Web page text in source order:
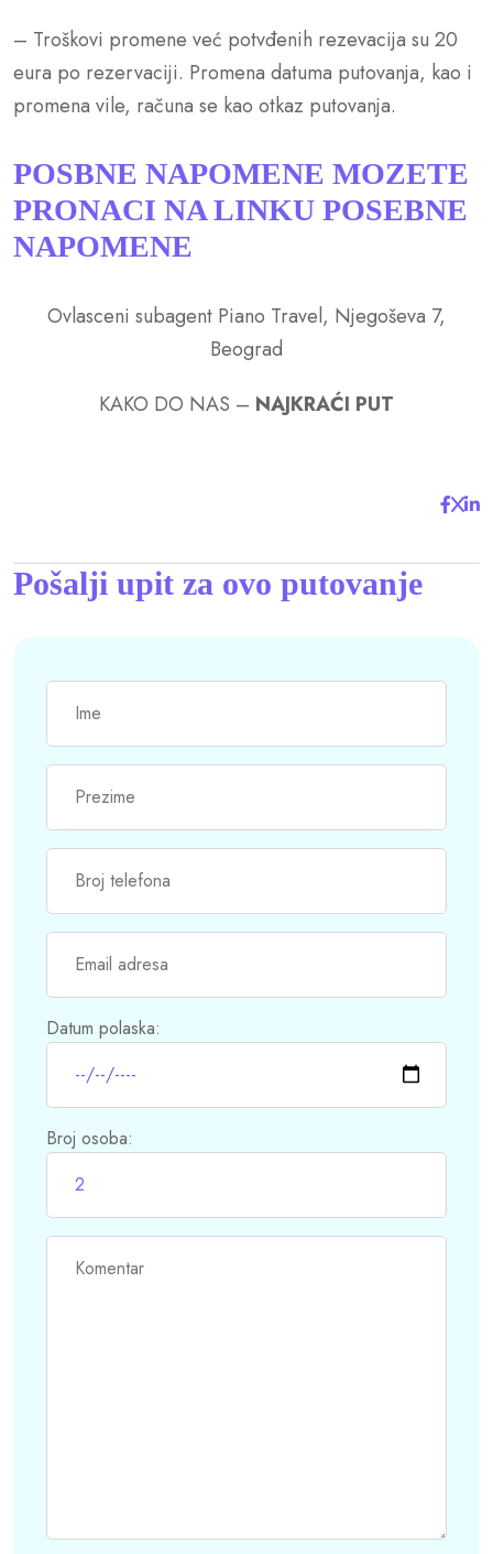
– Troškovi promene već potvđenih rezevacija su 20
eura po rezervaciji. Promena datuma putovanja, kao i
promena vile, računa se kao otkaz putovanja.
POSBNE NAPOMENE MOZETE
PRONACI NA LINKU POSEBNE
NAPOMENE
Ovlasceni subagent Piano Travel, Njegoševa 7,
Beograd
KAKO DO NAS – NAJKRAĆI PUT
Pošalji upit za ovo putovanje
Datum polaska:
Broj osoba: